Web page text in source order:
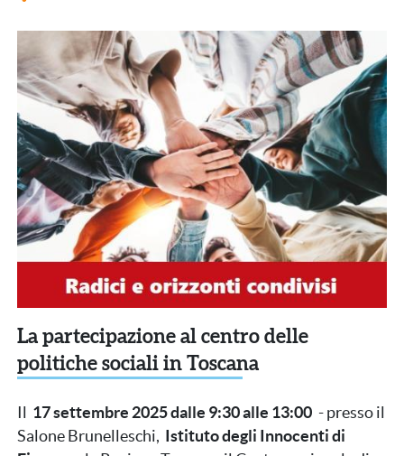
Immagine
La partecipazione al centro delle
politiche sociali in Toscana
17 settembre 2025 dalle 9:30 alle 13:00 - presso il
Salone Brunelleschi,
Istituto degli Innocenti di